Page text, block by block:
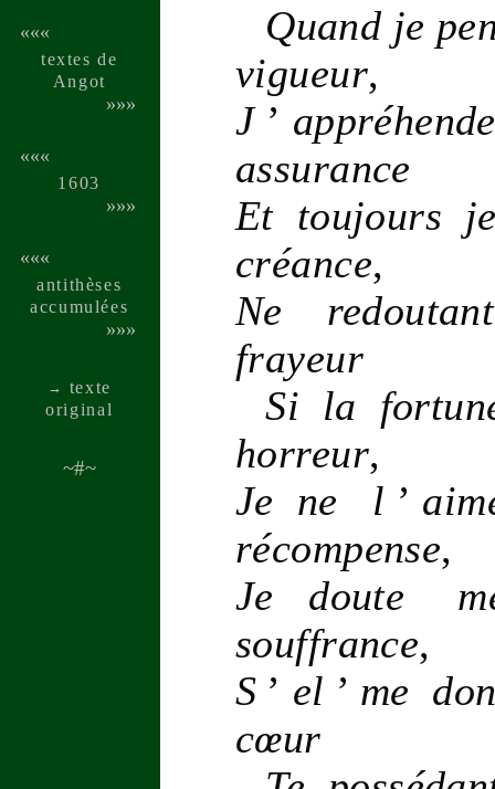
«««
textes de
Angot
»»»
«««
1603
»»»
«««
anti­thèses
accu­mu­lées
»»»
→ texte
ori­ginal
~#~
Quand je
vigueur,
J ’
assurance
Et toujours je
créance,
Ne
frayeur
Si la
horreur,
Je ne l ’
récompense,
Je doute
souffrance,
S ’ el ’ me
cœur